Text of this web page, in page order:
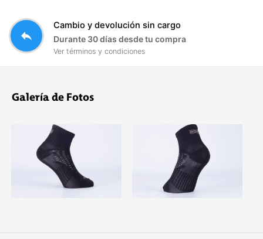
reply
Cambio y devolución sin cargo
Durante 30 días desde tu compra
Ver términos y condiciones
Galería de Fotos